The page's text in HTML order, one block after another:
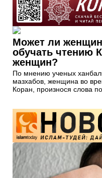
Может ли
обучать чтению
женщин?
По мнению ученых
мазхабов, женщина во
Коран, произнося слова